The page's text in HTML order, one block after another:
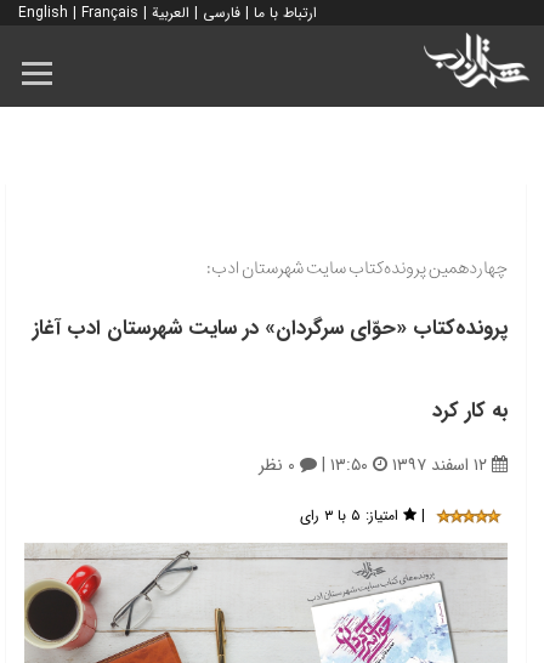
ارتباط با ما | فارسی | العربية |
English | Français
چهاردهمین پرونده‌کتاب سایت شهرستان ادب:
پرونده‌کتاب «حوّای سرگردان» در سایت شهرستان ادب آغاز
به کار کرد
۱۲ اسفند ۱۳۹۷ ۱۳:۵۰ | ۰ نظر
| امتیاز: ۵ با ۳ رای